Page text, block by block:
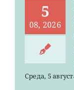
5
08, 2026
Среда, 5